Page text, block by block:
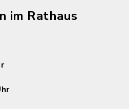
im Rathaus